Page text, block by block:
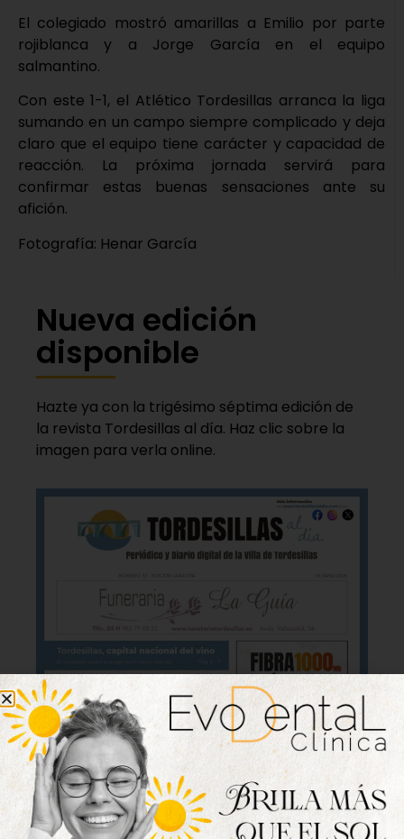
El colegiado mostró amarillas a Emilio por parte
rojiblanca y a Jorge García en el equipo
salmantino.
Con este 1-1, el Atlético Tordesillas arranca la liga
sumando en un campo siempre complicado y deja
claro que el equipo tiene carácter y capacidad de
reacción. La próxima jornada servirá para
confirmar estas buenas sensaciones ante su
afición.
Fotografía: Henar García
Nueva edición
disponible
Hazte ya con la trigésimo séptima edición de
la revista Tordesillas al día. Haz clic sobre la
imagen para verla online.